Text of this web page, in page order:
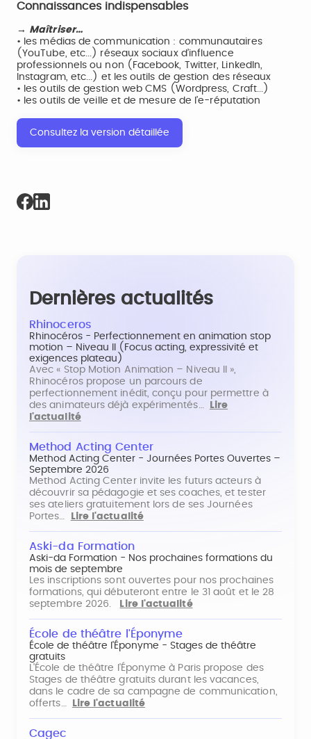
Connaissances indispensables
→ Maîtriser…
• les médias de communication : communautaires
(YouTube, etc...) réseaux sociaux d’influence
professionnels ou non (Facebook, Twitter, LinkedIn,
Instagram, etc...) et les outils de gestion des réseaux
• les outils de gestion web CMS (Wordpress, Craft...)
• les outils de veille et de mesure de l’e-réputation
Consultez la version détaillée
Dernières actualités
Rhinoceros
Rhinocéros - Perfectionnement en animation stop
motion – Niveau II (Focus acting, expressivité et
exigences plateau)
Avec « Stop Motion Animation – Niveau II »,
Rhinocéros propose un parcours de
perfectionnement inédit, conçu pour permettre à
des animateurs déjà expérimentés…
Lire
l'actualité
Method Acting Center
Method Acting Center - Journées Portes Ouvertes –
Septembre 2026
Method Acting Center invite les futurs acteurs à
découvrir sa pédagogie et ses coaches, et tester
ses ateliers gratuitement lors de ses Journées
Portes…
Lire l'actualité
Aski-da Formation
Aski-da Formation - Nos prochaines formations du
mois de septembre
Les inscriptions sont ouvertes pour nos prochaines
formations, qui débuteront entre le 31 août et le 28
septembre 2026.
Lire l'actualité
École de théâtre l'Éponyme
École de théâtre l'Éponyme - Stages de théâtre
gratuits
L'École de théâtre l'Éponyme à Paris propose des
Stages de théâtre gratuits durant les vacances,
dans le cadre de sa campagne de communication,
offerts…
Lire l'actualité
Cagec